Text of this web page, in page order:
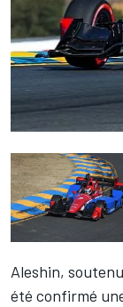
Aleshin,
été confirmé